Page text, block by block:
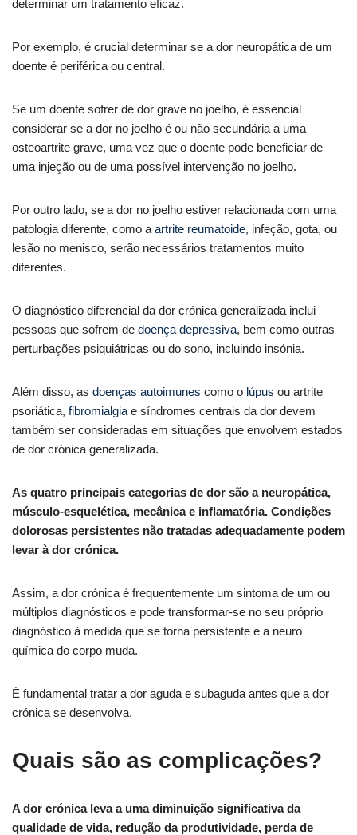
determinar um tratamento eficaz.
Por exemplo, é crucial determinar se a dor neuropática de um
doente é periférica ou central.
Se um doente sofrer de dor grave no joelho, é essencial
considerar se a dor no joelho é ou não secundária a uma
osteoartrite grave, uma vez que o doente pode beneficiar de
uma injeção ou de uma possível intervenção no joelho.
Por outro lado, se a dor no joelho estiver relacionada com uma
patologia diferente, como a artrite reumatoide, infeção, gota, ou
lesão no menisco, serão necessários tratamentos muito
diferentes.
O diagnóstico diferencial da dor crónica generalizada inclui
pessoas que sofrem de doença depressiva, bem como outras
perturbações psiquiátricas ou do sono, incluindo insónia.
Além disso, as doenças autoimunes como o lúpus ou artrite
psoriática, fibromialgia e síndromes centrais da dor devem
também ser consideradas em situações que envolvem estados
de dor crónica generalizada.
As quatro principais categorias de dor são a neuropática,
músculo-esquelética, mecânica e inflamatória. Condições
dolorosas persistentes não tratadas adequadamente podem
levar à dor crónica.
Assim, a dor crónica é frequentemente um sintoma de um ou
múltiplos diagnósticos e pode transformar-se no seu próprio
diagnóstico à medida que se torna persistente e a neuro
química do corpo muda.
É fundamental tratar a dor aguda e subaguda antes que a dor
crónica se desenvolva.
Quais são as complicações?
A dor crónica leva a uma diminuição significativa da
qualidade de vida, redução da produtividade, perda de